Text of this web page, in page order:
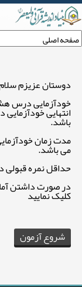
دوستان عزیزم
انتهایی
باشد.
می باشد.
حداقل نمره قبولی در این
در صورت داشتن
کلیک نمایید